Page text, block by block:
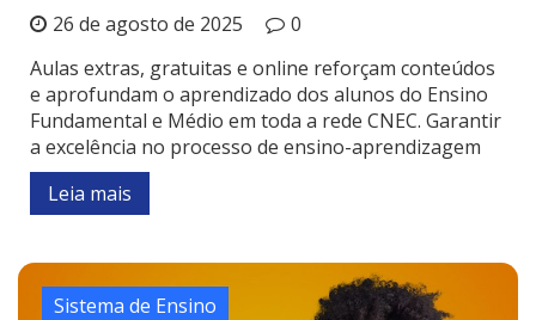
26 de agosto de 2025
0
Aulas extras, gratuitas e online reforçam conteúdos
e aprofundam o aprendizado dos alunos do Ensino
Fundamental e Médio em toda a rede CNEC. Garantir
a excelência no processo de ensino-aprendizagem
Leia mais
Sistema de Ensino